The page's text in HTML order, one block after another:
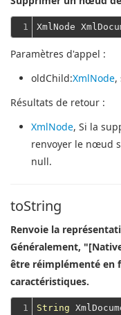
1
Paramètres d'appel :
oldChild:XmlNode,
Résultats de retour :
XmlNode, Si la
renvoyer le nœud
null.
toString
Renvoie la
Généralement,
être réimplémenté en
caractéristiques.
1 String